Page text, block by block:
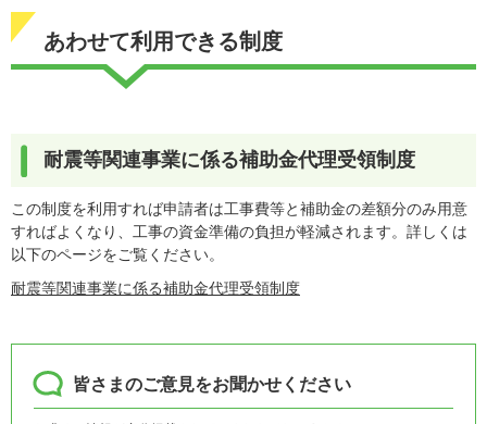
あわせて利用できる制度
耐震等関連事業に係る補助金代理受領制度
この制度を利用すれば申請者は工事費等と補助金の差額分のみ用意
すればよくなり、工事の資金準備の負担が軽減されます。詳しくは
以下のページをご覧ください。
耐震等関連事業に係る補助金代理受領制度
皆さまのご意見をお聞かせください